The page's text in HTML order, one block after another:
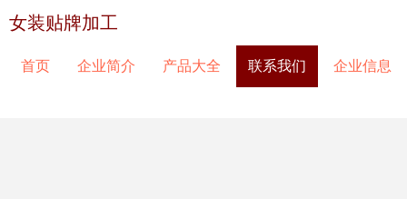
女装贴牌加工
首页 企业简介 产品大全 联系我们 企业信息